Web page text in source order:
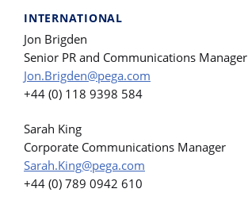
INTERNATIONAL
Jon Brigden
Senior PR and Communications Manager
Jon.Brigden@pega.com
+44 (0) 118 9398 584
Sarah King
Corporate Communications Manager
Sarah.King@pega.com
+44 (0) 789 0942 610